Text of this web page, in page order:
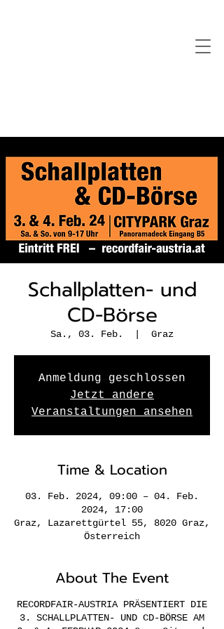
Schallplatten- und
CD-Börse
Sa., 03. Feb. Graz
Anmeldung geschlossen
Jetzt andere
Veranstaltungen ansehen
Time & Location
03. Feb. 2024, 09:00 – 04. Feb.
2024, 17:00
Graz, Lazarettgürtel 55, 8020 Graz,
Österreich
About The Event
RECORDFAIR-AUSTRIA PRÄSENTIERT DIE
3. SCHALLPLATTEN- UND CD-BÖRSE AM